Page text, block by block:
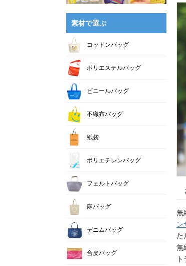
無
ン
た
無
素材で選ぶ
コットンバッグ
ポリエステルバッグ
ビニールバッグ
不織布バッグ
紙袋
ポリエチレンバッグ
フェルトバッグ
麻バッグ
デニムバッグ
合皮バッグ